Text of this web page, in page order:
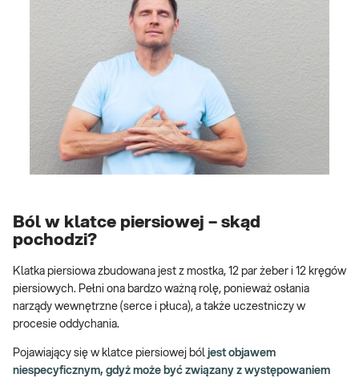
Ból w klatce piersiowej – skąd
pochodzi?
Klatka piersiowa zbudowana jest z mostka, 12 par żeber i 12 kręgów
piersiowych. Pełni ona bardzo ważną rolę, ponieważ osłania
narządy wewnętrzne (serce i płuca), a także uczestniczy w
procesie oddychania.
Pojawiający się w klatce piersiowej ból jest objawem
niespecyficznym, gdyż może być związany z występowaniem